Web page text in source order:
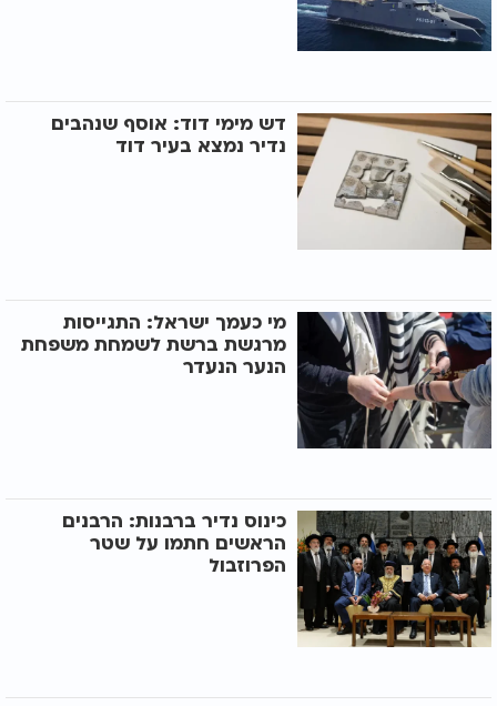
דש מימי דוד: אוסף שנהבים
נדיר נמצא בעיר דוד
מי כעמך ישראל: התגייסות
מרגשת ברשת לשמחת משפחת
הנער הנעדר
כינוס נדיר ברבנות: הרבנים
הראשים חתמו על שטר
הפרוזבול